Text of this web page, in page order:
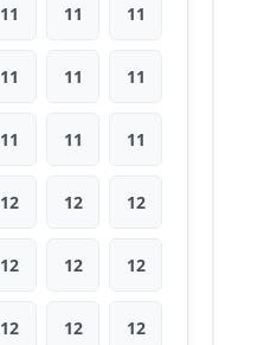
11 11 11
11 11 11
11 11 11
12 12 12
12 12 12
12 12 12